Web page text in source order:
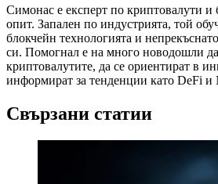
Симонас е експерт по криптовалути и
опит. Запален по индустрията, той
блокчейн технологията и
си. Помогнал е на много новодошли да
криптовалутите, да се ориентират в
информират за тенденции като DeFi и
Свързани статии